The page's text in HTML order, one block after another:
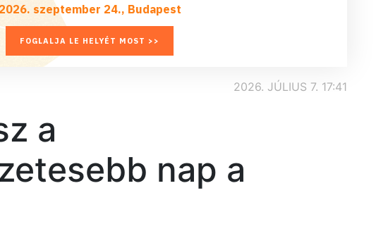
2026. szeptember 24., Budapest
FOGLALJA LE HELYÉT MOST >>
2026. JÚLIUS 7. 17:41
a
nap a